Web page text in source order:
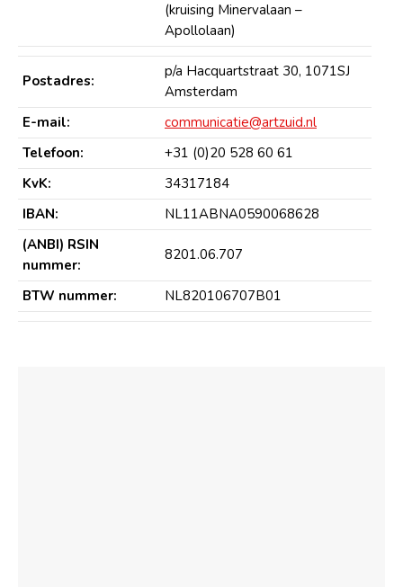
(kruising Minervalaan –
Apollolaan)
Postadres:
p/a Hacquartstraat 30, 1071SJ
Amsterdam
E-mail:
communicatie@artzuid.nl
Telefoon:
+31 (0)20 528 60 61
KvK:
34317184
IBAN:
NL11ABNA0590068628
(ANBI) RSIN
nummer:
8201.06.707
BTW nummer: NL820106707B01